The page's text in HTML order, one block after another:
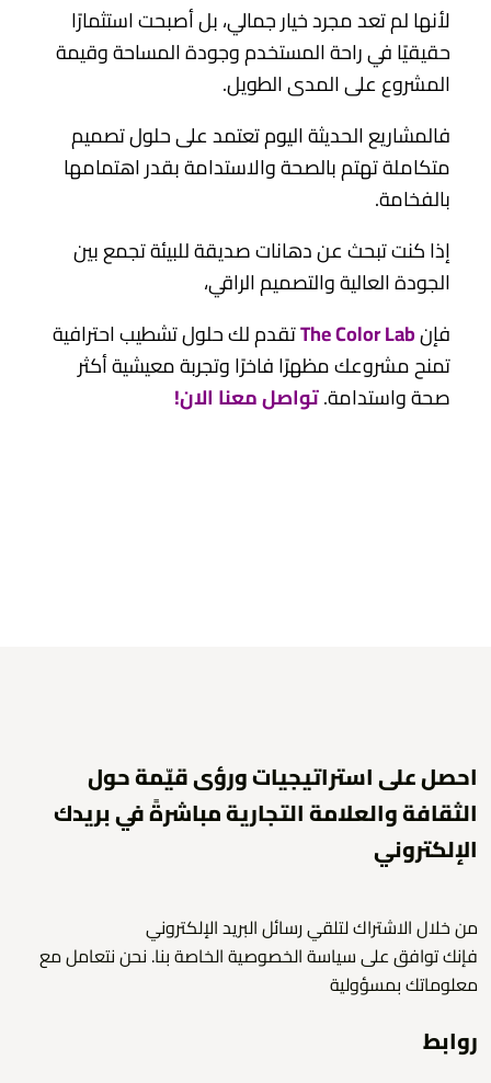
لأنها لم تعد مجرد خيار جمالي، بل أصبحت استثمارًا
حقيقيًا في راحة المستخدم وجودة المساحة وقيمة
المشروع على المدى الطويل.
فالمشاريع الحديثة اليوم تعتمد على حلول تصميم
متكاملة تهتم بالصحة والاستدامة بقدر اهتمامها
بالفخامة.
إذا كنت تبحث عن دهانات صديقة للبيئة تجمع بين
الجودة العالية والتصميم الراقي،
فإنThe Color Labتقدم لك حلول تشطيب احترافية
تمنح مشروعك مظهرًا فاخرًا وتجربة معيشية أكثر
صحة واستدامة.تواصل معنا الان!
احصل على استراتيجيات ورؤى قيّمة حول
الثقافة والعلامة التجارية مباشرةً في بريدك
الإلكتروني
من خلال الاشتراك لتلقي رسائل البريد الإلكتروني
فإنك توافق على سياسة الخصوصية الخاصة بنا. نحن نتعامل مع
معلوماتك بمسؤولية
روابط